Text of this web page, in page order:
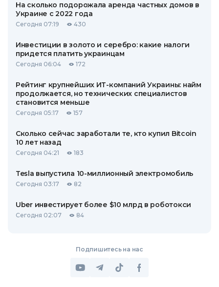
На сколько подорожала аренда частных домов в
Украине с 2022 года
Сегодня 07:19 430
Инвестиции в золото и серебро: какие налоги
придется платить украинцам
Сегодня 06:04 172
Рейтинг крупнейших ИТ-компаний Украины: найм
продолжается, но технических специалистов
становится меньше
Сегодня 05:17 157
Сколько сейчас заработали те, кто купил Bitcoin
10 лет назад
Сегодня 04:21 183
Tesla выпустила 10-миллионный электромобиль
Сегодня 03:17 82
Uber инвестирует более $10 млрд в роботокси
Сегодня 02:07 84
Подпишитесь на нас